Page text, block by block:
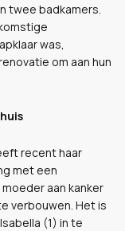
twee badkamers.
was,
om aan hun
recent haar
met een
aan kanker
verbouwen. Het is
(1) in te